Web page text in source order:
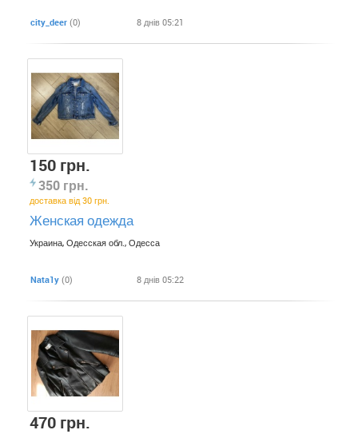
city_deer (0) 8 днів 05:21
150 грн.
350 грн.
доставка від 30 грн.
Женская одежда
Украина, Одесская обл., Одесса
Nata1y (0) 8 днів 05:22
470 грн.